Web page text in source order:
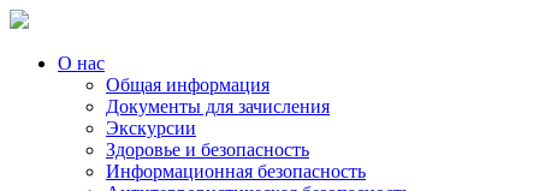
О нас
Общая информация
Документы для зачисления
Экскурсии
Здоровье и безопасность
Информационная безопасность